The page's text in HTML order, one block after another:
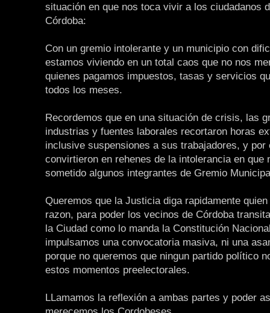
situación en que nos toca vivir a los ciudadanos
Córdoba:
Con un gremio intolerante y un municipio con
estamos viviendo en un total caos que no nos
quienes pagamos impuestos, tasas y servicios
todos los meses.
Recordemos que en una situación de crisis, las
industrias y fuentes laborales recortaron horas
inclusive suspensiones a sus trabajadores, y por
convirtieron en rehenes de la intolerancia en que
sometido algunos integrantes de Gremio
Queremos que la Justicia diga rapidamente
razon, para poder los vecinos de Córdoba
la Ciudad como lo manda la Constitución
impulsamos una convocatoria masiva, ni una
porque no queremos que ningun partido político
estos momentos preelectorales.
LLamamos la reflexión a ambas partes y poder